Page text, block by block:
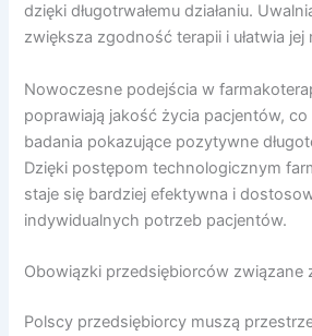
dzięki długotrwałemu działaniu.
zwiększa zgodność terapii i ułatwia
Nowoczesne podejścia w
poprawiają jakość życia pacjentów,
badania pokazujące pozytywne
Dzięki postępom technologicznym
staje się bardziej efektywna i
indywidualnych potrzeb pacjentów.
Obowiązki przedsiębiorców związane
Polscy przedsiębiorcy muszą